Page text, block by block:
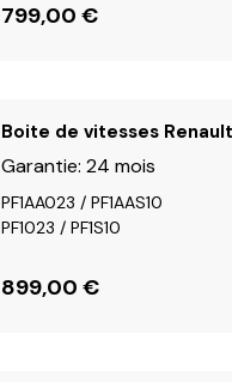
799,00 €
Boite de vitesses
Garantie: 24 mois
PF1AA023 / PF1AAS10
PF1023 / PF1S10
899,00 €